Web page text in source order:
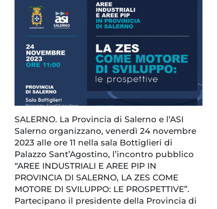
SALERNO. La Provincia di Salerno e l’ASI
Salerno organizzano, venerdì 24 novembre
2023 alle ore 11 nella sala Bottiglieri di
Palazzo Sant’Agostino, l’incontro pubblico
“AREE INDUSTRIALI E AREE PIP IN
PROVINCIA DI SALERNO, LA ZES COME
MOTORE DI SVILUPPO: LE PROSPETTIVE”.
Partecipano il presidente della Provincia di